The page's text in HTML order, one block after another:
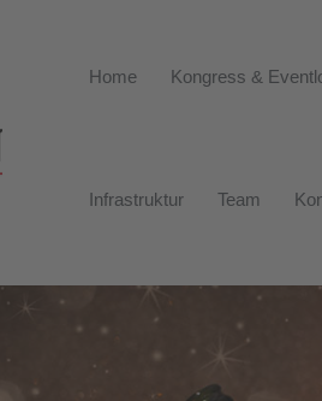
Home Kongress &
Infrastruktur Team